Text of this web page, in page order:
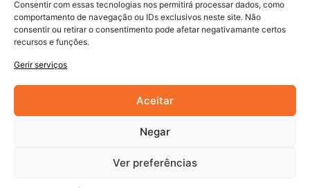
Consentir com essas tecnologias nos permitirá processar dados, como
comportamento de navegação ou IDs exclusivos neste site. Não
consentir ou retirar o consentimento pode afetar negativamante certos
recursos e funções.
Gerir serviços
Aceitar
Negar
Ver preferências
Campanhas promocionais